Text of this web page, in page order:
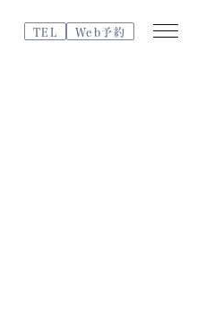
TEL Web予約